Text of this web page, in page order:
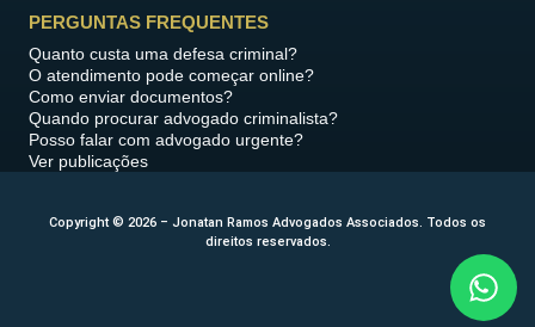
PERGUNTAS FREQUENTES
Quanto custa uma defesa criminal?
O atendimento pode começar online?
Como enviar documentos?
Quando procurar advogado criminalista?
Posso falar com advogado urgente?
Ver publicações
Copyright © 2026 – Jonatan Ramos Advogados Associados. Todos os
direitos reservados.